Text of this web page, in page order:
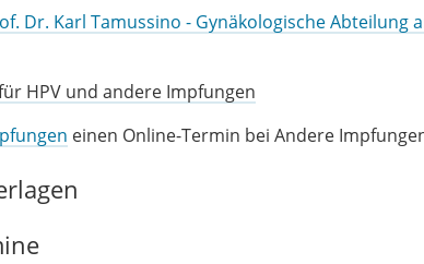
Dr. Karl Tamussino - Gynäkologische Abteilung
HPV und andere Impfungen
einen Online-Termin bei Andere